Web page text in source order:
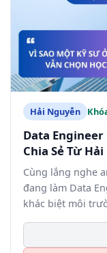
Hải Nguyễn
Data Engineer
Chia Sẻ Từ
Cùng lắng nghe
đang làm Data
khác biệt môi
chuẩn quốc tế.